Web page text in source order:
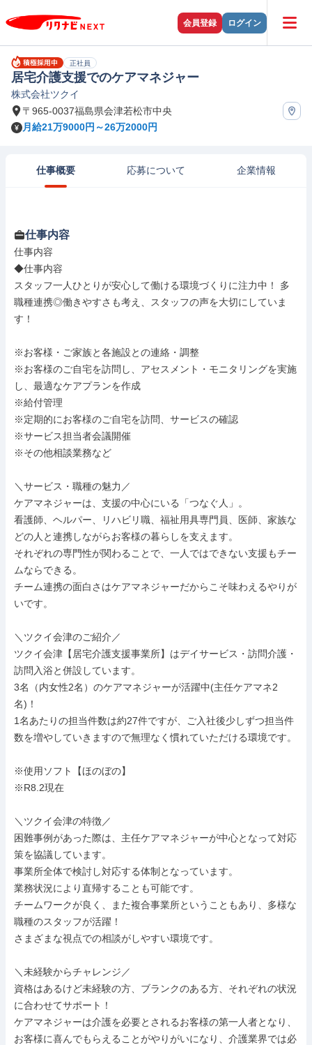
会員登録 ログイン
正社員
居宅介護支援でのケアマネジャー
株式会社ツクイ
〒965-0037福島県会津若松市中央
月給21万9000円～26万2000円
仕事概要 応募について 企業情報
仕事内容
仕事内容
◆仕事内容
スタッフ一人ひとりが安心して働ける環境づくりに注力中！ 多
職種連携◎働きやすさも考え、スタッフの声を大切にしていま
す！
※お客様・ご家族と各施設との連絡・調整
※お客様のご自宅を訪問し、アセスメント・モニタリングを実施
し、最適なケアプランを作成
※給付管理
※定期的にお客様のご自宅を訪問、サービスの確認
※サービス担当者会議開催
※その他相談業務など
＼サービス・職種の魅力／
ケアマネジャーは、支援の中心にいる「つなぐ人」。
看護師、ヘルパー、リハビリ職、福祉用具専門員、医師、家族な
どの人と連携しながらお客様の暮らしを支えます。
それぞれの専門性が関わることで、一人ではできない支援もチー
ムならできる。
チーム連携の面白さはケアマネジャーだからこそ味わえるやりが
いです。
＼ツクイ会津のご紹介／
ツクイ会津【居宅介護支援事業所】はデイサービス・訪問介護・
訪問入浴と併設しています。
3名（内女性2名）のケアマネジャーが活躍中(主任ケアマネ2
名)！
1名あたりの担当件数は約27件ですが、ご入社後少しずつ担当件
数を増やしていきますので無理なく慣れていただける環境です。
※使用ソフト【ほのぼの】
※R8.2現在
＼ツクイ会津の特徴／
困難事例があった際は、主任ケアマネジャーが中心となって対応
策を協議しています。
事業所全体で検討し対応する体制となっています。
業務状況により直帰することも可能です。
チームワークが良く、また複合事業所ということもあり、多様な
職種のスタッフが活躍！
さまざまな視点での相談がしやすい環境です。
＼未経験からチャレンジ／
資格はあるけど未経験の方、ブランクのある方、それぞれの状況
に合わせてサポート！
ケアマネジャーは介護を必要とされるお客様の第一人者となり、
お客様に喜んでもらえることがやりがいになり、介護業界では必